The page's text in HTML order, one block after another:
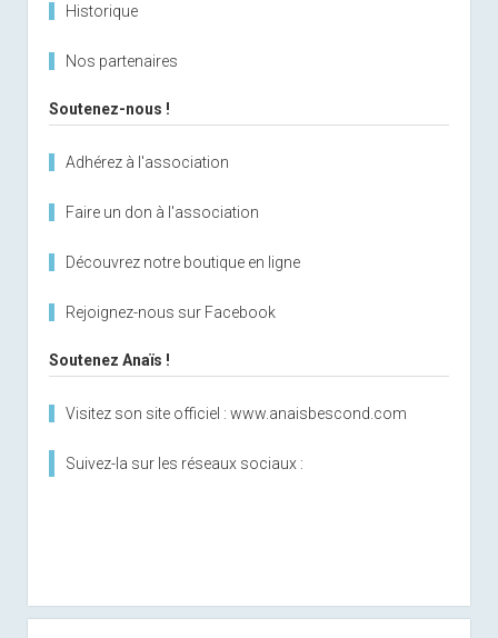
Historique
Nos partenaires
Soutenez-nous !
Adhérez à l'association
Faire un don à l'association
Découvrez notre boutique en ligne
Rejoignez-nous sur Facebook
Soutenez Anaïs !
Visitez son site officiel : www.anaisbescond.com
Suivez-la sur les réseaux sociaux :